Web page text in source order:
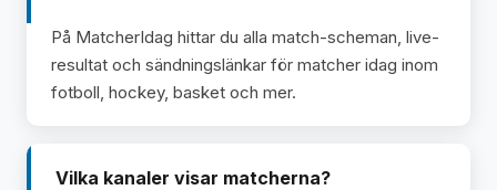
På MatcherIdag hittar du alla match-scheman, live-
resultat och sändningslänkar för matcher idag inom
fotboll, hockey, basket och mer.
Vilka kanaler visar matcherna?